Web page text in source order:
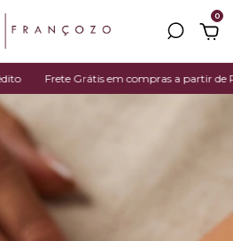
0
Frete Grátis em compras a partir de R$